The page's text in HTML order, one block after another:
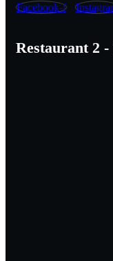
Facebook-f
Restaurant 2 -